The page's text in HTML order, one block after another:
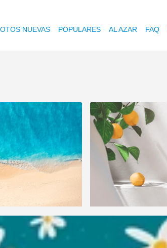
NUEVAS POPULARES AL AZAR FAQ